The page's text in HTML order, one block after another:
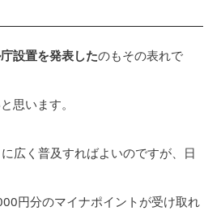
設置を発表したのもその表れで
思います。
広く普及すればよいのですが、日
円分のマイナポイントが受け取れ